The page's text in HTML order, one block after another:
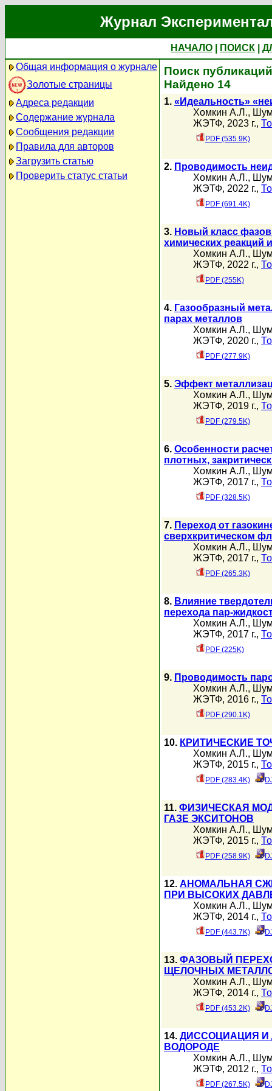
Журнал
НАЧАЛО ПОИСК
Общая информация о журнале
Золотые страницы
Адреса редакции
Содержание журнала
Сообщения редакции
Правила для авторов
Загрузить статью
Проверить статус статьи
Поиск
Найдено 14
1. «Идеальность»
Хомкин А.Л.,
ЖЭТФ, 2023 г.,
PDF (535.9K)
2. Проводимость
Хомкин А.Л.,
ЖЭТФ, 2022 г.,
PDF (691.4K)
3. Новый класс
химических реакций
Хомкин А.Л.,
ЖЭТФ, 2022 г.,
PDF (255K)
4. Газообразный
парах металлов
Хомкин А.Л.,
ЖЭТФ, 2020 г.,
PDF (277.9K)
5. Эффект
Хомкин А.Л.,
ЖЭТФ, 2019 г.,
PDF (279.5K)
6. Особенности
плотных,
Хомкин А.Л.,
ЖЭТФ, 2017 г.,
PDF (328.5K)
7. Переход от
сверхкритическом
Хомкин А.Л.,
ЖЭТФ, 2017 г.,
PDF (265.3K)
8. Влияние
перехода пар-
Хомкин А.Л.,
ЖЭТФ, 2017 г.,
PDF (225K)
9. Проводимость
Хомкин А.Л.,
ЖЭТФ, 2016 г.,
PDF (290.1K)
10. КРИТИЧЕСКИЕ
Хомкин А.Л.,
ЖЭТФ, 2015 г.,
PDF (283.4K)
11. ФИЗИЧЕСКАЯ
ГАЗЕ ЭКСИТОНОВ
Хомкин А.Л.,
ЖЭТФ, 2015 г.,
PDF (258.9K)
12. АНОМАЛЬНАЯ
ПРИ ВЫСОКИХ
Хомкин А.Л.,
ЖЭТФ, 2014 г.,
PDF (443.7K)
13. ФАЗОВЫЙ
ЩЕЛОЧНЫХ
Хомкин А.Л.,
ЖЭТФ, 2014 г.,
PDF (453.2K)
14. ДИССОЦИАЦИЯ
ВОДОРОДЕ
Хомкин А.Л.,
ЖЭТФ, 2012 г.,
PDF (267.5K)